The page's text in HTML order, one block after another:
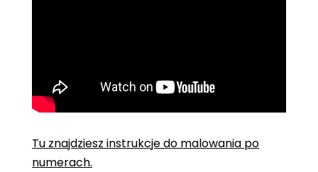
Tu znajdziesz instrukcje do malowania po
numerach.